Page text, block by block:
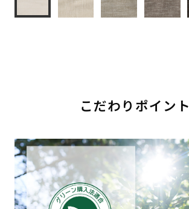
こだわりポイント